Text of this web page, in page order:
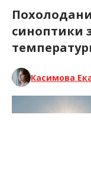
синоптики
Касимова